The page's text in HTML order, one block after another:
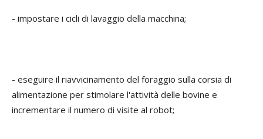
- impostare i cicli di lavaggio della macchina;
- eseguire il riavvicinamento del foraggio sulla corsia di
alimentazione per stimolare l'attività delle bovine e
incrementare il numero di visite al robot;